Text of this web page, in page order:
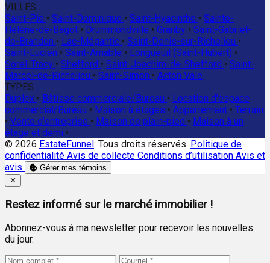
VILLES
Saint-Pie • Saint-Dominique • Saint-Hyacinthe • Sainte-
Hélène-de-Bagot • Drummondville • Granby • Saint-Gabriel-
de-Brandon • Lac-Mégantic • Saint-Denis-sur-Richelieu •
Saint-Lucien • Saint-Amable • Longueuil (Saint-Hubert) •
Sorel-Tracy • Shefford • Saint-Joachim-de-Shefford • Saint-
Marcel-de-Richelieu • Saint-Simon • Acton Vale
TYPES
Duplex • Bâtisse commerciale/Bureau • Location d'espace
commercial/Bureau • Maison à étages • Appartement • Terrain
• Vente d'entreprise • Maison de plain-pied • Maison à un
étage et demi •
© 2026 EstateFunnel. Tous droits réservés. Politique de
confidentialité Avis de collecte Conditions d’utilisation Avis et
avis
Gérer mes témoins
Close
✕
Restez informé sur le marché immobilier !
Abonnez-vous à ma newsletter pour recevoir les nouvelles
du jour.